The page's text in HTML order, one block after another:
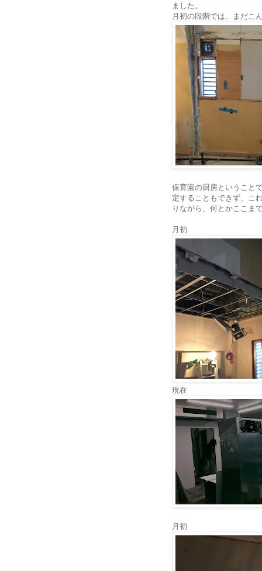
ました。
月初の段階では、まだこ
保育園の厨房ということ
定することもできず、こ
りながら、何とかここま
月初
現在
月初